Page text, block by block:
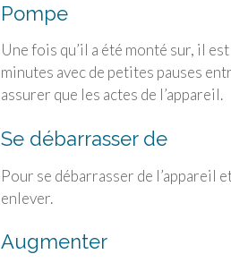
Pompe
Une fois qu’il a été monté sur, il
minutes avec de petites pauses
assurer que les actes de l’appareil.
Se débarrasser de
Pour se débarrasser de l’appareil
enlever.
Augmenter